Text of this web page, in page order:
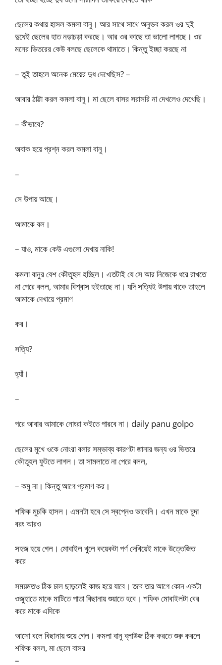
ছেলের কথায় হাসল কমলা বানু। আর সাথে সাথে অনুভব করল ওর দুই
দুধেই ছেলের হাত নড়াচড়া করছে। আর ওর কাছে তা ভালো লাগছে। ওর
মনের ভিতরের কেউ বলছে ছেলেকে থামাতে। কিন্তু ইচ্ছা করছে না
– তুই তাহলে অনেক মেয়ের দুধ দেখেছিস? –
আবার ঠাট্টা করল কমলা বানু। মা ছেলে বাসর সরাসরি না দেখলেও দেখেছি।
– কীভাবে?
অবাক হয়ে প্রশ্ন করল কমলা বানু।
–
সে উপায় আছে।
আমাকে বল।
– যাও, মাকে কেউ এগুলো দেখায় নাকি!
কমলা বানুর বেশ কৌতূহল হচ্ছিল। এতটাই যে সে আর নিজেকে ধরে রাখতে
না পেরে বলল, আমার বিশ্বাস হইতাছে না। যদি সত্যিই উপায় থাকে তাহলে
আমাকে দেখায়ে প্রমাণ
কর।
সত্যি?
হ্যাঁ।
–
পরে আবার আমাকে নোংরা কইতে পারবে না। daily panu golpo
ছেলের মুখে ওকে নোংরা বলার সম্ভাব্য কারণটা জানার জন্য ওর ভিতরে
কৌতূহল ফুটতে লাগল। তা সামলাতে না পেরে বলল,
– কমু না। কিন্তু আগে প্রমাণ কর।
শফিক মুচকি হাসল। এমনটা হবে সে স্বপ্নেও ভাবেনি। এখন মাকে চুদা
বরং আরও
সহজ হয়ে গেল। মোবাইল খুলে কয়েকটা পর্ণ দেখিয়েই মাকে উত্তেজিত
করে
সময়মতও ঠিক চাল ছাড়লেই কাজ হয়ে যাবে। তবে তার আগে কোন একটা
ওজুহাতে মাকে মাটিতে পাতা বিছানায় শুয়াতে হবে। শফিক মোবাইলটা বের
করে মাকে এদিকে
আসো বলে বিছানায় শুয়ে গেল। কমলা বানু ব্লাউজ ঠিক করতে শুরু করলে
শফিক বলল, মা ছেলে বাসর
–